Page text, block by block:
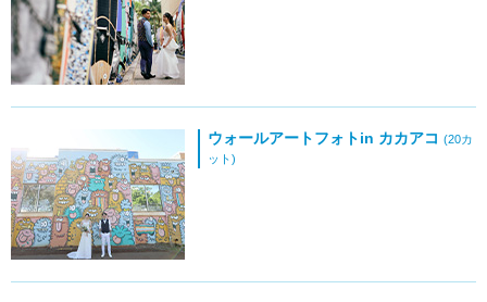
ウォールアートフォトin カカアコ (20カ
ット)